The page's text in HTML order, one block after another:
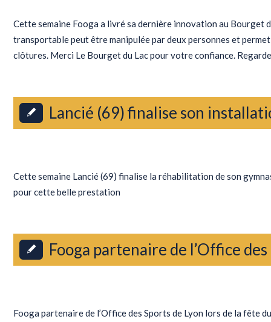
Cette semaine Fooga a livré sa dernière innovation au Bourget
transportable peut être manipulée par deux personnes et
clôtures. Merci Le Bourget du Lac pour votre confiance.
Lancié (69) finalise son
Cette semaine Lancié (69) finalise la réhabilitation de son
pour cette belle prestation
Fooga partenaire de l’Office
Fooga partenaire de l’Office des Sports de Lyon lors de la fête